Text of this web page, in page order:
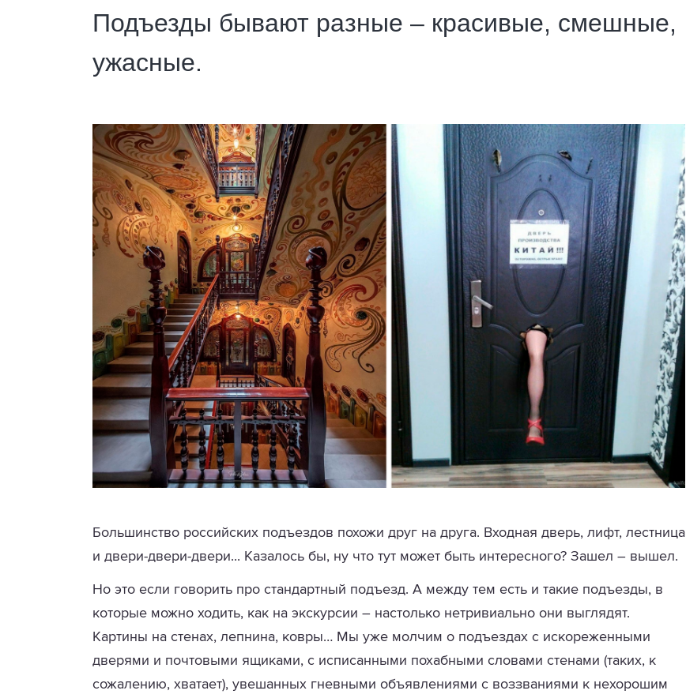
Подъезды бывают разные – красивые, смешные,
ужасные.
Большинство российских подъездов похожи друг на друга. Входная дверь, лифт, лестница
и двери-двери-двери... Казалось бы, ну что тут может быть интересного? Зашел – вышел.
Но это если говорить про стандартный подъезд. А между тем есть и такие подъезды, в
которые можно ходить, как на экскурсии – настолько нетривиально они выглядят.
Картины на стенах, лепнина, ковры… Мы уже молчим о подъездах с искореженными
дверями и почтовыми ящиками, с исписанными похабными словами стенами (таких, к
сожалению, хватает), увешанных гневными объявлениями с воззваниями к нехорошим